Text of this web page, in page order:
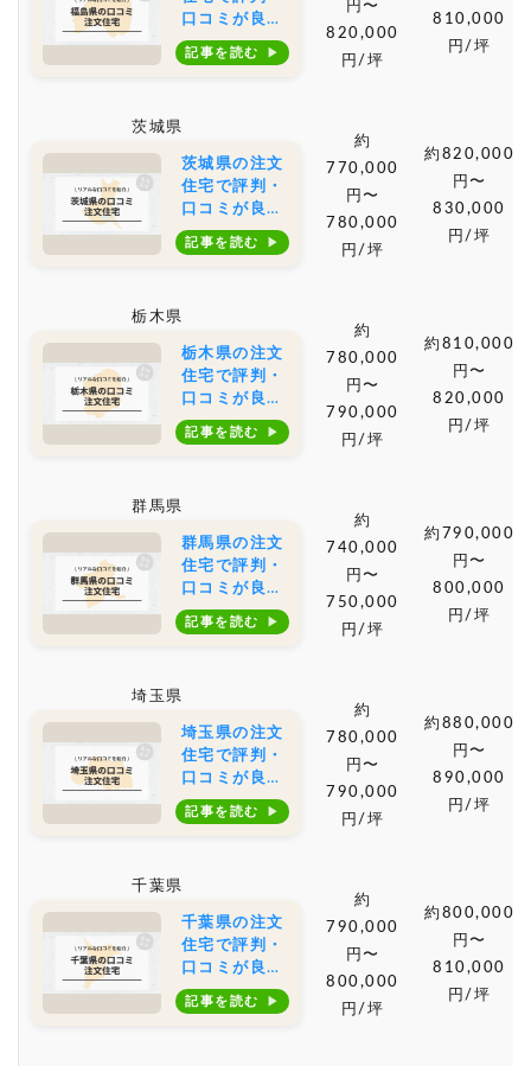
口コミが良い
おすすめの建
築会社・工務
相場もご紹介
記事を読む
円〜
820,000
円/坪
810,000
円/坪
茨城県
茨城県の注文
住宅で評判・
口コミが良い
おすすめの建
築会社・工務
相場もご紹介
記事を読む
約
770,000
円〜
780,000
円/坪
約820,000
円〜
830,000
円/坪
栃木県
栃木県の注文
住宅で評判・
口コミが良い
おすすめの建
築会社・工務
相場もご紹介
記事を読む
約
780,000
円〜
790,000
円/坪
約810,000
円〜
820,000
円/坪
群馬県
群馬県の注文
住宅で評判・
口コミが良い
おすすめの建
築会社・工務
相場もご紹介
記事を読む
約
740,000
円〜
750,000
円/坪
約790,000
円〜
800,000
円/坪
埼玉県
埼玉県の注文
住宅で評判・
口コミが良い
おすすめの建
築会社・工務
相場もご紹介
記事を読む
約
780,000
円〜
790,000
円/坪
約880,000
円〜
890,000
円/坪
千葉県
千葉県の注文
住宅で評判・
口コミが良い
おすすめの建
築会社・工務
記事を読む
約
790,000
円〜
800,000
円/坪
約800,000
円〜
810,000
円/坪